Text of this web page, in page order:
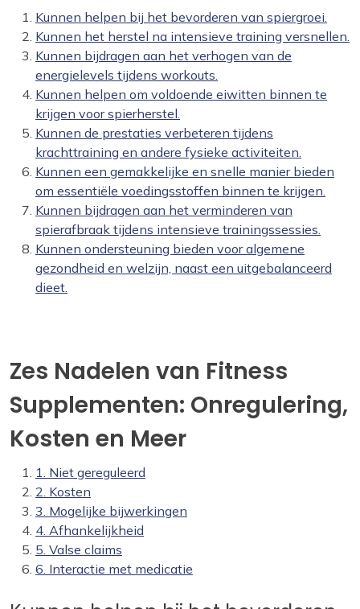
Kunnen helpen bij het bevorderen van spiergroei.
Kunnen het herstel na intensieve training versnellen.
Kunnen bijdragen aan het verhogen van de
energielevels tijdens workouts.
Kunnen helpen om voldoende eiwitten binnen te
krijgen voor spierherstel.
Kunnen de prestaties verbeteren tijdens
krachttraining en andere fysieke activiteiten.
Kunnen een gemakkelijke en snelle manier bieden
om essentiële voedingsstoffen binnen te krijgen.
Kunnen bijdragen aan het verminderen van
spierafbraak tijdens intensieve trainingssessies.
Kunnen ondersteuning bieden voor algemene
gezondheid en welzijn, naast een uitgebalanceerd
dieet.
Zes Nadelen van Fitness
Supplementen: Onregulering,
Kosten en Meer
1. Niet gereguleerd
2. Kosten
3. Mogelijke bijwerkingen
4. Afhankelijkheid
5. Valse claims
6. Interactie met medicatie